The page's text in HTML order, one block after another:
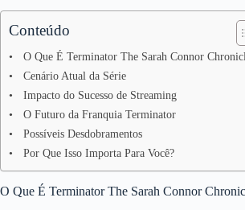
Conteúdo
O Que É Terminator The Sarah Connor
Cenário Atual da Série
Impacto do Sucesso de Streaming
O Futuro da Franquia Terminator
Possíveis Desdobramentos
Por Que Isso Importa Para Você?
O Que É Terminator The Sarah Connor